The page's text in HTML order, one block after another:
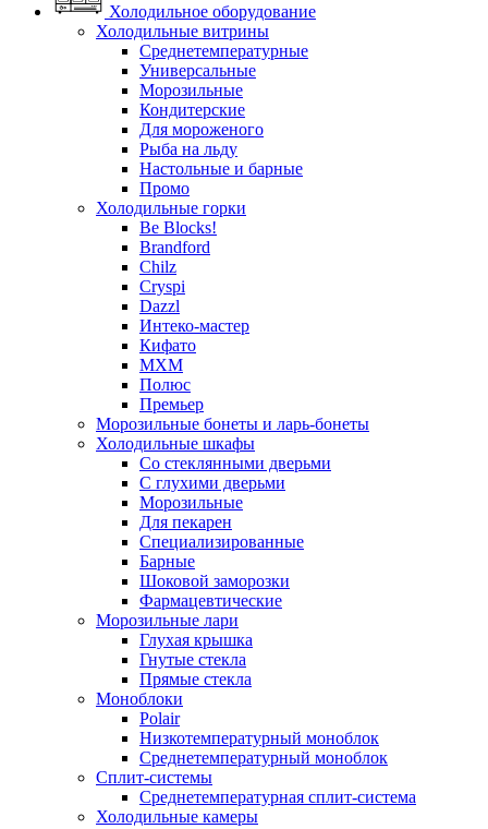
Холодильное оборудование
Холодильные витрины
Среднетемпературные
Универсальные
Морозильные
Кондитерские
Для мороженого
Рыба на льду
Настольные и барные
Промо
Холодильные горки
Be Blocks!
Brandford
Chilz
Cryspi
Dazzl
Интеко-мастер
Кифато
МХМ
Полюс
Премьер
Морозильные бонеты и ларь-бонеты
Холодильные шкафы
Со стеклянными дверьми
С глухими дверьми
Морозильные
Для пекарен
Специализированные
Барные
Шоковой заморозки
Фармацевтические
Морозильные лари
Глухая крышка
Гнутые стекла
Прямые стекла
Моноблоки
Polair
Низкотемпературный моноблок
Среднетемпературный моноблок
Сплит-системы
Среднетемпературная сплит-система
Холодильные камеры